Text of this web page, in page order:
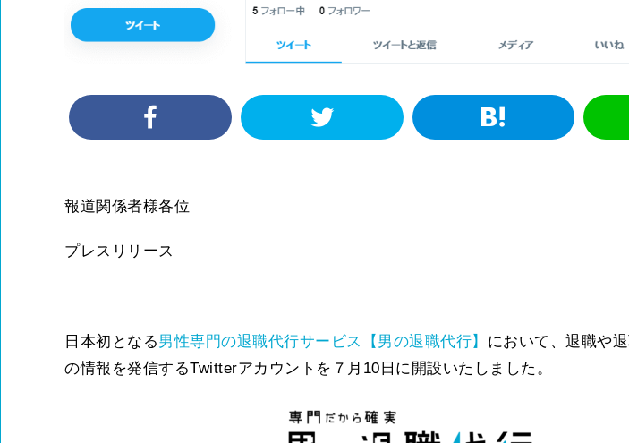
報道関係者様各位
プレスリリース
日本初となる男性専門の退職代行サービス【男の退職代行】 において、退職や
の情報を発信するTwitterアカウントを７月10日に開設いたしました。